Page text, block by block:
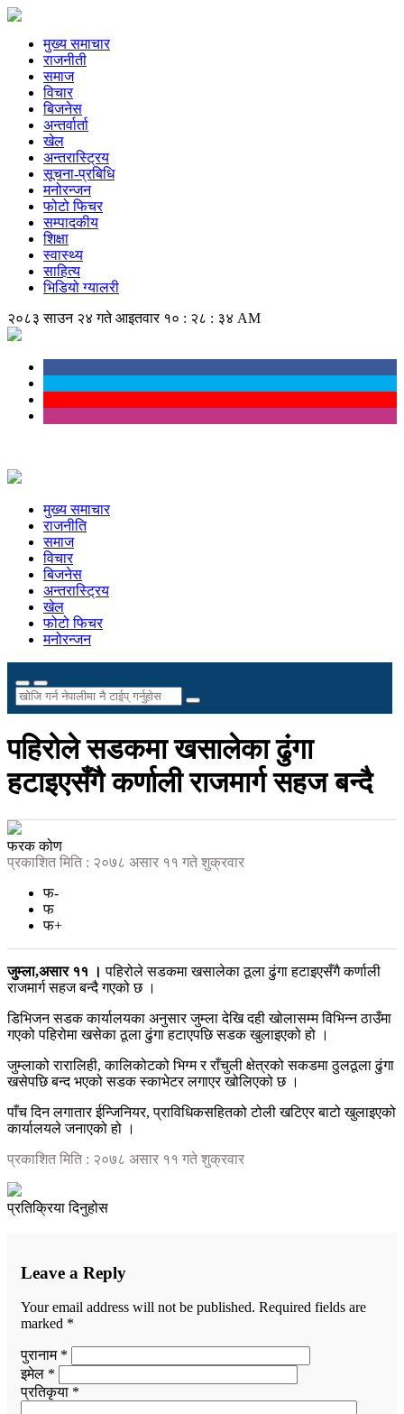
मुख्य समाचार
राजनीती
समाज
विचार
बिजनेस
अन्तर्वार्ता
खेल
अन्तरास्ट्रिय
सूचना-प्रबिधि
मनोरन्जन
फोटो फिचर
सम्पादकीय
शिक्षा
स्वास्थ्य
साहित्य
भिडियो ग्यालरी
२०८३ साउन २४ गते आइतवार १० : २८ : ३४ AM
मुख्य समाचार
राजनीति
समाज
विचार
बिजनेस
अन्तरास्ट्रिय
खेल
फोटो फिचर
मनोरन्जन
पहिरोले सडकमा खसालेका ढुंगा
हटाइएसँगै कर्णाली राजमार्ग सहज बन्दै
फरक कोण
प्रकाशित मिति : २०७८ असार ११ गते शुक्रवार
फ-
फ
फ+
जुम्ला,असार ११ । पहिरोले सडकमा खसालेका ठूला ढुंगा हटाइएसँगै कर्णाली
राजमार्ग सहज बन्दै गएको छ ।
डिभिजन सडक कार्यालयका अनुसार जुम्ला देखि दही खोलासम्म विभिन्न ठाउँमा
गएको पहिरोमा खसेका ठूला ढुंगा हटाएपछि सडक खुलाइएको हो ।
जुम्लाको रारालिही, कालिकोटको भिग्म र राँचुली क्षेत्रको सकडमा ठुलठूला ढुंगा
खसेपछि बन्द भएको सडक स्काभेटर लगाएर खोलिएको छ ।
पाँच दिन लगातार ईन्जिनियर, प्राविधिकसहितको टोली खटिएर बाटो खुलाइएको
कार्यालयले जनाएको हो ।
प्रकाशित मिति : २०७८ असार ११ गते शुक्रवार
प्रतिक्रिया दिनुहोस
Leave a Reply
Your email address will not be published. Required fields are
marked *
पुरानाम *
इमेल *
प्रतिकृया *